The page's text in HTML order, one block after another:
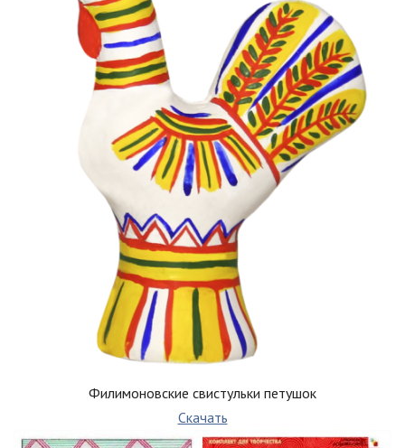
Филимоновские свистульки петушок
Скачать